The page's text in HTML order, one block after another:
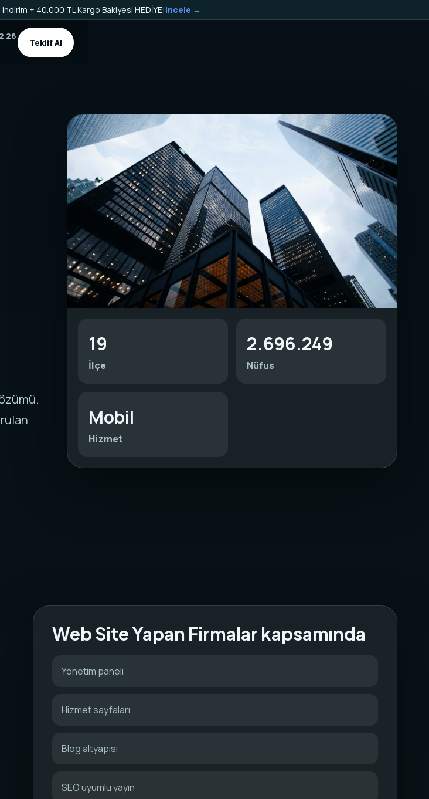
+ 40.000 TL Kargo Bakiyesi HEDİYE!Incele →
26
Teklif Al
19
İlçe
2.696.249
Nüfus
Mobil
Hizmet
Web Site Yapan Firmalar kapsamında
Yönetim paneli
Hizmet sayfaları
Blog altyapısı
SEO uyumlu yayın